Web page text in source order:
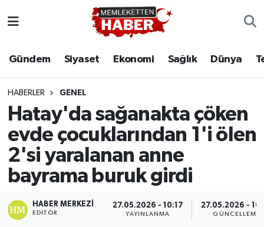
Gündem Siyaset Ekonomi Sağlık Dünya
HABERLER GENEL
Hatay'da sağanakta çöken
evde çocuklarından 1'i ölen
2'si yaralanan anne
bayrama buruk girdi
HABER MERKEZI
EDITÖR
27.05.2026 - 10:17
YAYINLANMA
27.05.2026 -
GÜNCELLEME